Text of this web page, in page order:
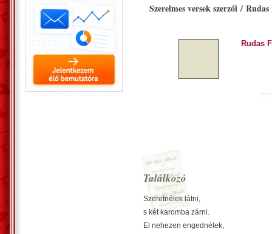
Szerelmes versek szerzői / Rudas
Rudas
Találkozó
Szeretnélek látni,
s két karomba zárni.
El nehezen engednélek,